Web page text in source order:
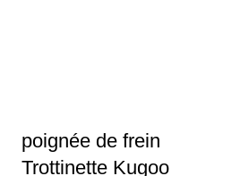
poignée de frein
Trottinette Kugoo